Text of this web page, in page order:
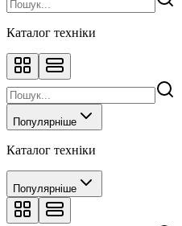
Каталог техніки
Популярніше
Каталог техніки
Популярніше